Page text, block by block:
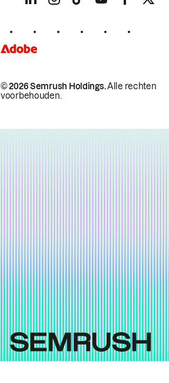
© 2026 Semrush Holdings.Alle rechten
voorbehouden.